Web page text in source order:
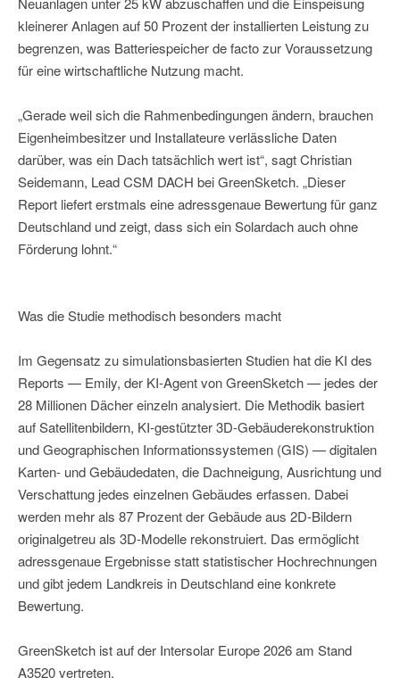
kleinerer Anlagen auf 50 Prozent der installierten Leistung zu
begrenzen, was Batteriespeicher de facto zur Voraussetzung
für eine wirtschaftliche Nutzung macht.
„Gerade weil sich die Rahmenbedingungen ändern, brauchen
Eigenheimbesitzer und Installateure verlässliche Daten
darüber, was ein Dach tatsächlich wert ist“, sagt Christian
Seidemann, Lead CSM DACH bei GreenSketch. „Dieser
Report liefert erstmals eine adressgenaue Bewertung für ganz
Deutschland und zeigt, dass sich ein Solardach auch ohne
Förderung lohnt.“
Was die Studie methodisch besonders macht
Im Gegensatz zu simulationsbasierten Studien hat die KI des
Reports — Emily, der KI-Agent von GreenSketch — jedes der
28 Millionen Dächer einzeln analysiert. Die Methodik basiert
auf Satellitenbildern, KI-gestützter 3D-Gebäuderekonstruktion
und Geographischen Informationssystemen (GIS) — digitalen
Karten- und Gebäudedaten, die Dachneigung, Ausrichtung und
Verschattung jedes einzelnen Gebäudes erfassen. Dabei
werden mehr als 87 Prozent der Gebäude aus 2D-Bildern
originalgetreu als 3D-Modelle rekonstruiert. Das ermöglicht
adressgenaue Ergebnisse statt statistischer Hochrechnungen
und gibt jedem Landkreis in Deutschland eine konkrete
Bewertung.
GreenSketch ist auf der Intersolar Europe 2026 am Stand
A3520 vertreten.